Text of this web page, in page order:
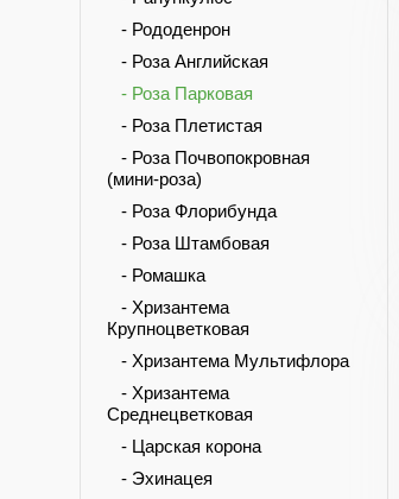
- Рододенрон
- Роза Английская
- Роза Парковая
- Роза Плетистая
- Роза Почвопокровная
(мини-роза)
- Роза Флорибунда
- Роза Штамбовая
- Ромашка
- Хризантема
Крупноцветковая
- Хризантема Мультифлора
- Хризантема
Среднецветковая
- Царская корона
- Эхинацея